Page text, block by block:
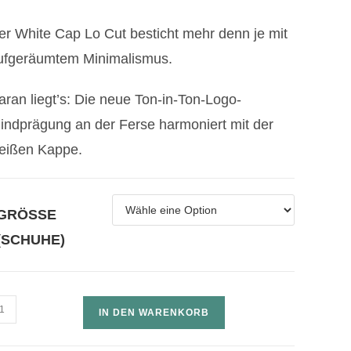
White Cap Lo Cut besticht mehr denn je mit
Minimalismus.
liegt’s: Die neue Ton-in-Ton-Logo-
an der Ferse harmoniert mit der
Kappe.
(
IN DEN WARENKORB